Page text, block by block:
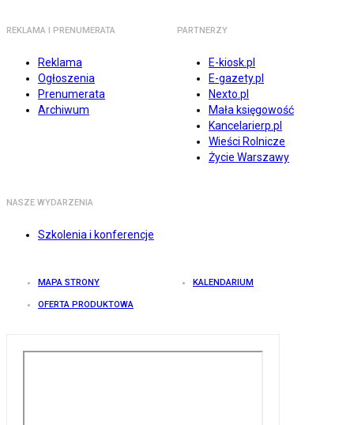
REKLAMA I PRENUMERATA
Reklama
Ogłoszenia
Prenumerata
Archiwum
PARTNERZY
E-kiosk.pl
E-gazety.pl
Nexto.pl
Mała księgowość
Kancelarierp.pl
Wieści Rolnicze
Życie Warszawy
NASZE WYDARZENIA
Szkolenia i konferencje
MAPA STRONY KALENDARIUM
OFERTA PRODUKTOWA